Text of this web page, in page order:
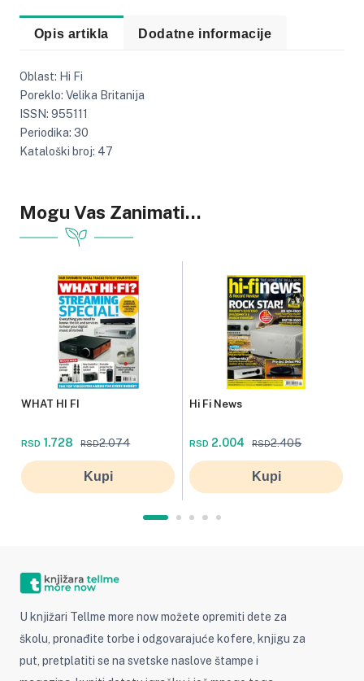
Opis artikla Dodatne informacije
Oblast: Hi Fi
Poreklo: Velika Britanija
ISSN: 955111
Periodika: 30
Kataloški broj: 47
Mogu Vas Zanimati...
WHAT HI FI
RSD 1.728 RSD2.074
Kupi
Hi Fi News
RSD 2.004 RSD2.405
Kupi
U knjižari Tellme more now možete opremiti dete za
školu, pronađite torbe i odgovarajuće kofere, knjigu za
put, pretplatiti se na svetske naslove štampe i